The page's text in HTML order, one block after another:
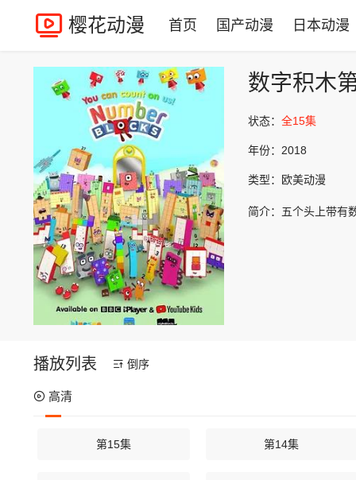
樱花动漫 首页 国产动漫 日本动漫
数字积木
状态： 全15集
年份： 2018
类型： 欧美动漫
简介： 五个头上带有
播放列表 倒序
高清
第15集 第14集